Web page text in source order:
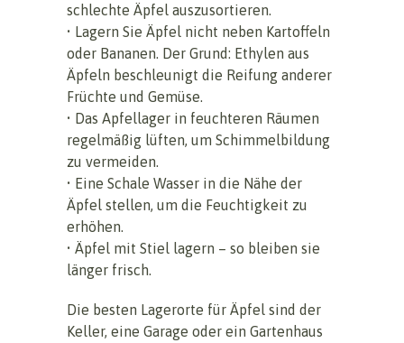
schlechte Äpfel auszusortieren.
• Lagern Sie Äpfel nicht neben Kartoffeln
oder Bananen. Der Grund: Ethylen aus
Äpfeln beschleunigt die Reifung anderer
Früchte und Gemüse.
• Das Apfellager in feuchteren Räumen
regelmäßig lüften, um Schimmelbildung
zu vermeiden.
• Eine Schale Wasser in die Nähe der
Äpfel stellen, um die Feuchtigkeit zu
erhöhen.
• Äpfel mit Stiel lagern – so bleiben sie
länger frisch.
Die besten Lagerorte für Äpfel sind der
Keller, eine Garage oder ein Gartenhaus